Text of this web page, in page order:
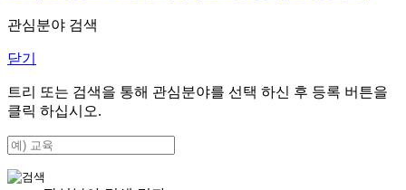
관심분야 검색
닫기
트리 또는 검색을 통해 관심분야를 선택 하신 후 등록 버튼을
클릭 하십시오.